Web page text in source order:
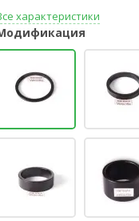
характеристики